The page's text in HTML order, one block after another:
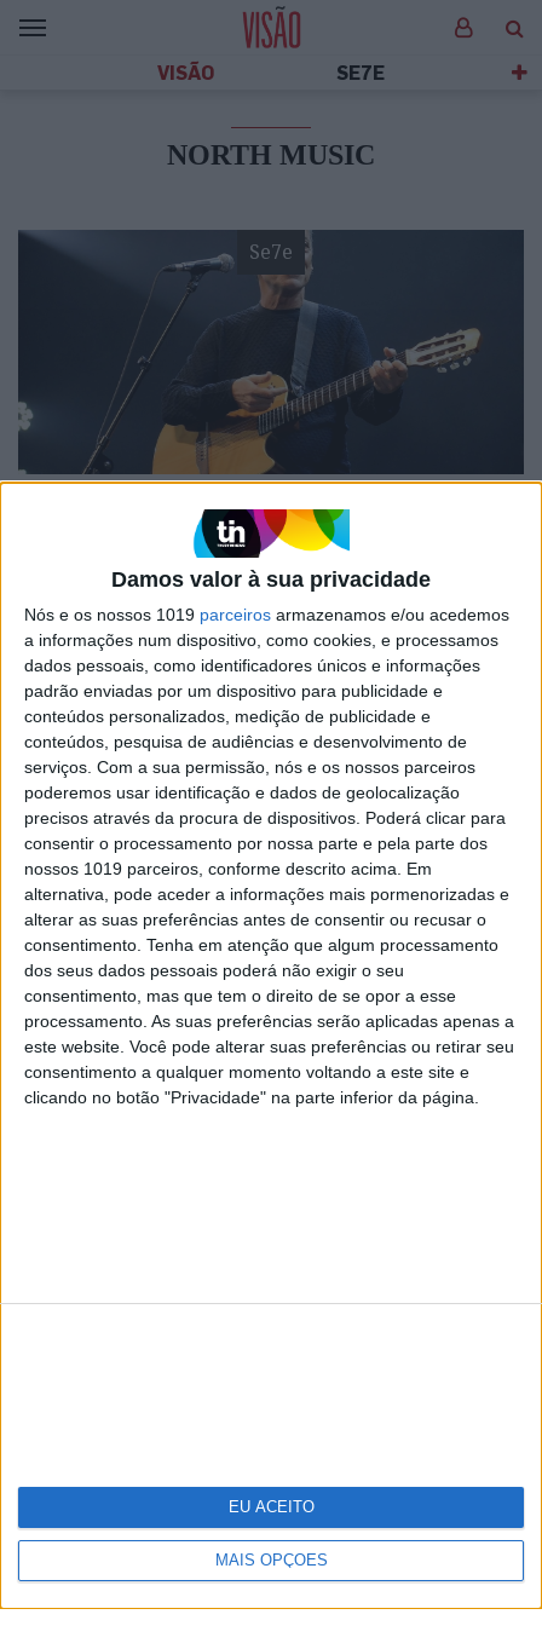
Damos valor à sua privacidade
Nós e os nossos 1019 parceiros armazenamos e/ou acedemos
a informações num dispositivo, como cookies, e processamos
dados pessoais, como identificadores únicos e informações
padrão enviadas por um dispositivo para publicidade e
conteúdos personalizados, medição de publicidade e
conteúdos, pesquisa de audiências e desenvolvimento de
serviços. Com a sua permissão, nós e os nossos parceiros
poderemos usar identificação e dados de geolocalização
precisos através da procura de dispositivos. Poderá clicar para
consentir o processamento por nossa parte e pela parte dos
nossos 1019 parceiros, conforme descrito acima. Em
alternativa, pode aceder a informações mais pormenorizadas e
alterar as suas preferências antes de consentir ou recusar o
consentimento. Tenha em atenção que algum processamento
dos seus dados pessoais poderá não exigir o seu
consentimento, mas que tem o direito de se opor a esse
processamento. As suas preferências serão aplicadas apenas a
este website. Você pode alterar suas preferências ou retirar seu
consentimento a qualquer momento voltando a este site e
clicando no botão "Privacidade" na parte inferior da página.
MAIS OPÇÕES
EU ACEITO
VISÃO SE7E
NORTH MUSIC
Se7e
6 ideias para este fim de semana, no
Porto e em Matosinhos
Entre o início da digressão de Chico Buarque, o
North Musical Festival e um concerto para cães
(e donos) no Porto, há visitas gratuitas à nova
exposição na Casa da Arquitectura, em
Matosinhos. Seis ideias para fazer neste sábado e
domingo, 27 e 28
SITES DO GRUPO TRUST IN NEWS
Visão Visão Se7e